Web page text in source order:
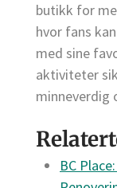
butikk for
hvor fans
med sine
aktiviteter
minneverdig
BC